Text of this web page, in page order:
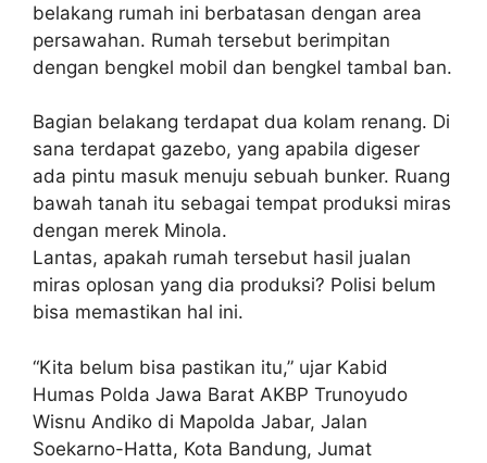
belakang rumah ini berbatasan dengan area
persawahan. Rumah tersebut berimpitan
dengan bengkel mobil dan bengkel tambal ban.
Bagian belakang terdapat dua kolam renang. Di
sana terdapat gazebo, yang apabila digeser
ada pintu masuk menuju sebuah bunker. Ruang
bawah tanah itu sebagai tempat produksi miras
dengan merek Minola.
Lantas, apakah rumah tersebut hasil jualan
miras oplosan yang dia produksi? Polisi belum
bisa memastikan hal ini.
“Kita belum bisa pastikan itu,” ujar Kabid
Humas Polda Jawa Barat AKBP Trunoyudo
Wisnu Andiko di Mapolda Jabar, Jalan
Soekarno-Hatta, Kota Bandung, Jumat